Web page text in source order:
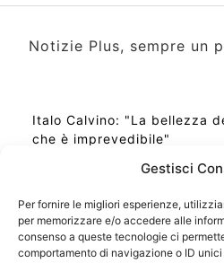
Gestisci
Per fornire le migliori esperienze,
per memorizzare e/o accedere alle
consenso a queste tecnologie ci
comportamento di navigazione o ID
Notizie Plus, sempre un
Italo Calvino: "La bellezza
che è imprevedibile"
Ora Esatta in Italia in
Ti Senti Strano
la Risonanza di Schumann